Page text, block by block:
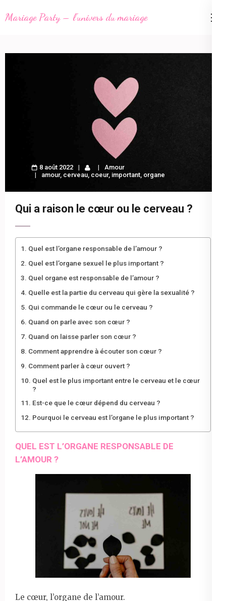
au
(Pressez
Mariage Party – l'univers du mariage
8 août 2022
Amour
amour, cerveau, coeur, important, organe
Qui a raison le cœur ou le cerveau ?
Quel est l’organe responsable de l’amour ?
Quel est l’organe sexuel le plus important ?
Quel organe est responsable de l’amour ?
Quelle est la partie du cerveau qui gère la sexualité ?
Qui commande le cœur ou le cerveau ?
Quand on parle avec son cœur ?
Quand on laisse parler son cœur ?
Comment apprendre à écouter son cœur ?
Comment parler à cœur ouvert ?
Quel est le plus important entre le cerveau et le cœur
?
Est-ce que le cœur dépend du cerveau ?
Pourquoi le cerveau est l’organe le plus important ?
QUEL EST L’ORGANE RESPONSABLE DE
L’AMOUR ?
Le cœur, l’organe de l’amour.